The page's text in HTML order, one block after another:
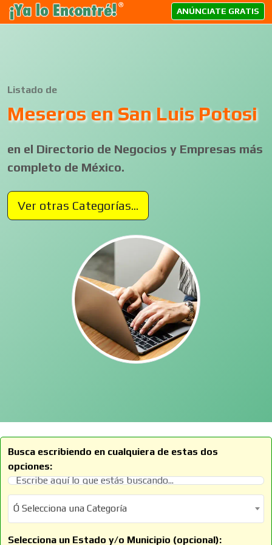
ANÚNCIATE GRATIS
Listado de
Meseros en San Luis Potosi
en el Directorio de Negocios y Empresas más
completo de México.
Ver otras Categorías...
Busca escribiendo en cualquiera de estas dos
opciones:
Ó Selecciona una Categoría
Ó Selecciona una Categoría
Selecciona un Estado y/o Municipio (opcional):